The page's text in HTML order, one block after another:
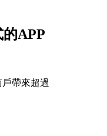
APP
帶來超過